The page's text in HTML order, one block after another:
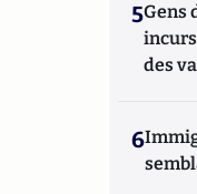
5Gens
des
6